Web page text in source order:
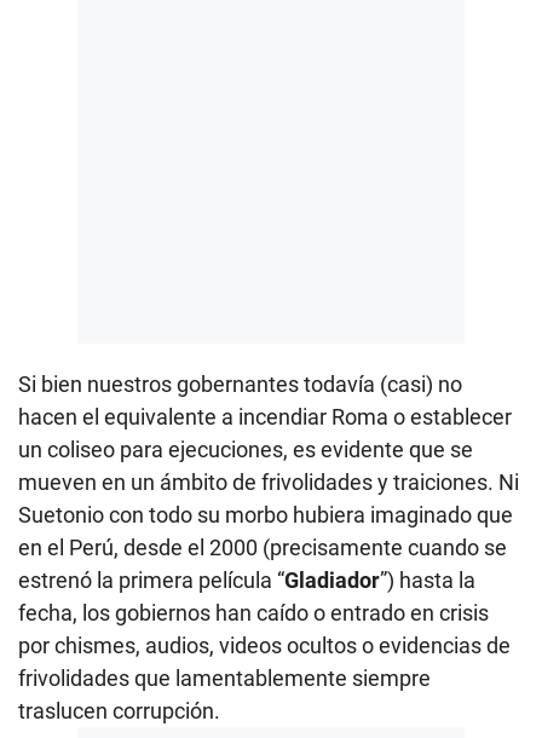
Si bien nuestros gobernantes todavía (casi) no
hacen el equivalente a incendiar Roma o establecer
un coliseo para ejecuciones, es evidente que se
mueven en un ámbito de frivolidades y traiciones. Ni
Suetonio con todo su morbo hubiera imaginado que
en el Perú, desde el 2000 (precisamente cuando se
estrenó la primera película “Gladiador”) hasta la
fecha, los gobiernos han caído o entrado en crisis
por chismes, audios, videos ocultos o evidencias de
frivolidades que lamentablemente siempre
traslucen corrupción.